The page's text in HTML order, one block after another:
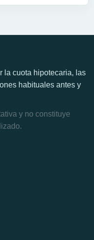
la cuota hipotecaria, las
habituales antes y
y no constituye